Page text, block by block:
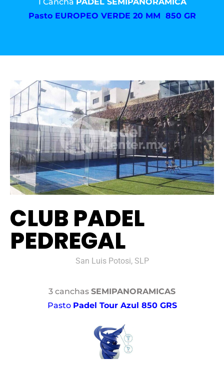
1 Cancha PADEL SEMIPANORAMICA
Pasto EUROPEO VERDE 20 MM 850 GR
CLUB PADEL
PEDREGAL
San Luis Potosi, SLP
3 canchas SEMIPANORAMICAS
Pasto Padel Tour Azul 850 GRS